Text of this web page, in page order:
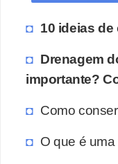
10 ideias
Drenagem
importante?
Como
O que é